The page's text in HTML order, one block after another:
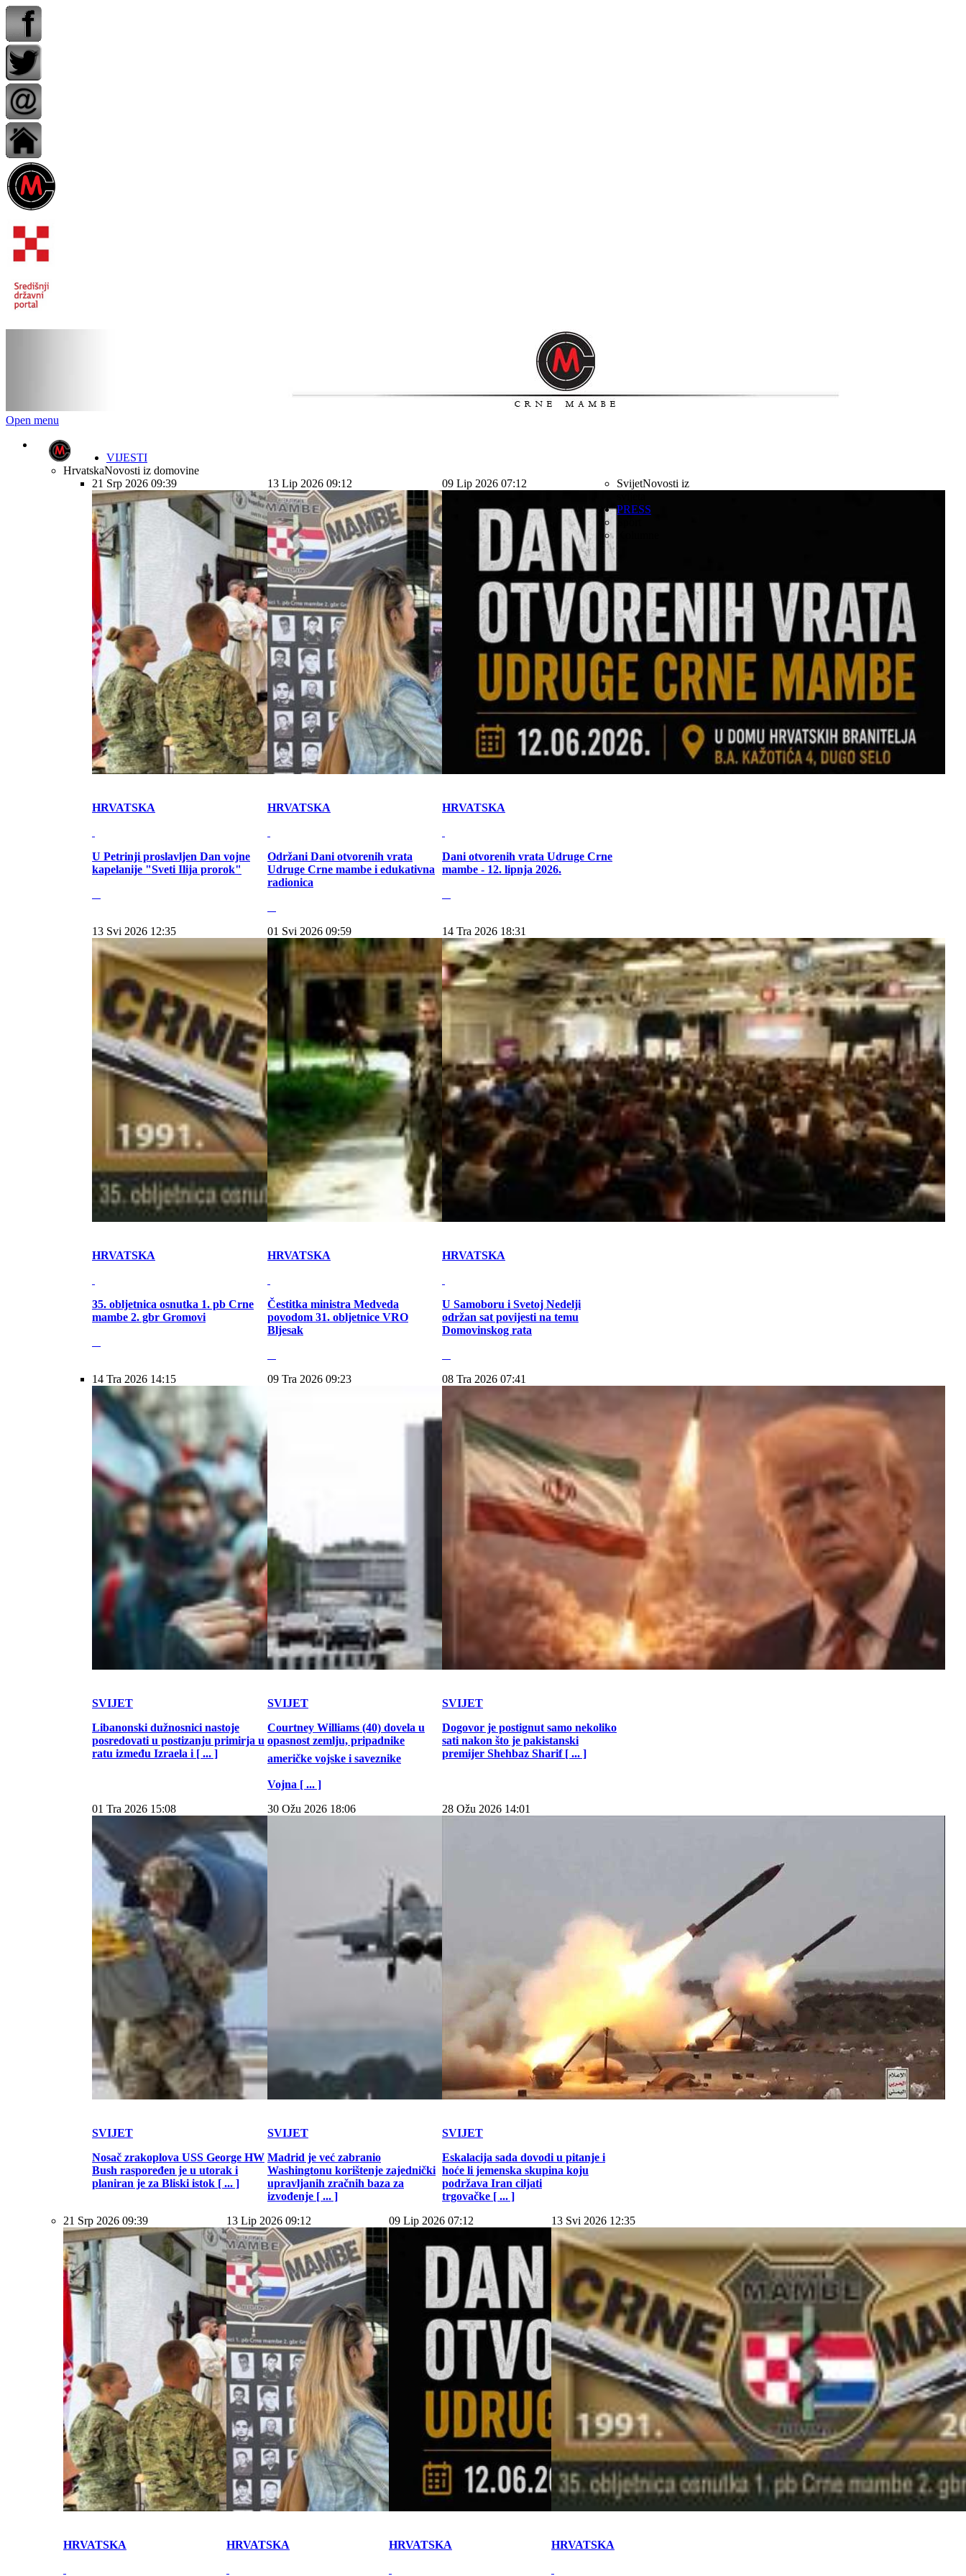
Open menu
VIJESTI
HrvatskaNovosti iz domovine
21 Srp 2026 09:39
HRVATSKA
U Petrinji proslavljen Dan vojne
kapelanije "Sveti Ilija prorok"
13 Lip 2026 09:12
HRVATSKA
Održani Dani otvorenih vrata
Udruge Crne mambe i edukativna
radionica
09 Lip 2026 07:12
HRVATSKA
Dani otvorenih vrata Udruge Crne
mambe - 12. lipnja 2026.
13 Svi 2026 12:35
HRVATSKA
35. obljetnica osnutka 1. pb Crne
mambe 2. gbr Gromovi
01 Svi 2026 09:59
HRVATSKA
Čestitka ministra Medveda
povodom 31. obljetnice VRO
Bljesak
14 Tra 2026 18:31
HRVATSKA
U Samoboru i Svetoj Nedelji
održan sat povijesti na temu
Domovinskog rata
SvijetNovosti iz
14 Tra 2026 14:15
SVIJET
Libanonski dužnosnici nastoje
posredovati u postizanju primirja u
ratu između Izraela i [ ... ]
09 Tra 2026 09:23
SVIJET
Courtney Williams (40) dovela u
opasnost zemlju, pripadnike
američke vojske i saveznike
Vojna [ ... ]
08 Tra 2026 07:41
SVIJET
Dogovor je postignut samo nekoliko
sati nakon što je pakistanski
premijer Shehbaz Sharif [ ... ]
01 Tra 2026 15:08
SVIJET
Nosač zrakoplova USS George HW
Bush raspoređen je u utorak i
planiran je za Bliski istok [ ... ]
30 Ožu 2026 18:06
SVIJET
Madrid je već zabranio
Washingtonu korištenje zajednički
upravljanih zračnih baza za
izvođenje [ ... ]
28 Ožu 2026 14:01
SVIJET
Eskalacija sada dovodi u pitanje i
hoće li jemenska skupina koju
podržava Iran ciljati
trgovačke [ ... ]
21 Srp 2026 09:39
HRVATSKA
13 Lip 2026 09:12
HRVATSKA
09 Lip 2026 07:12
HRVATSKA
13 Svi 2026 12:35
HRVATSKA
PRESS